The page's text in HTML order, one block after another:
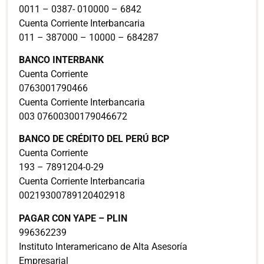
0011 – 0387- 010000 – 6842
Cuenta Corriente Interbancaria
011 – 387000 – 10000 – 684287
BANCO INTERBANK
Cuenta Corriente
0763001790466
Cuenta Corriente Interbancaria
003 07600300179046672
BANCO DE CRÉDITO DEL PERÚ BCP
Cuenta Corriente
193 – 7891204-0-29
Cuenta Corriente Interbancaria
00219300789120402918
PAGAR CON YAPE – PLIN
996362239
Instituto Interamericano de Alta Asesoría
Empresarial